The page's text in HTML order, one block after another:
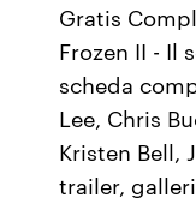
Gratis
Frozen II - Il
scheda
Lee, Chris
Kristen Bell,
trailer,